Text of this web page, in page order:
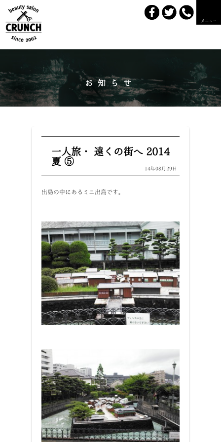
メニュー
お知らせ
一人旅・ 遠くの街へ 2014
夏 ⑤
14年08月29日
出島の中にあるミニ出島です。